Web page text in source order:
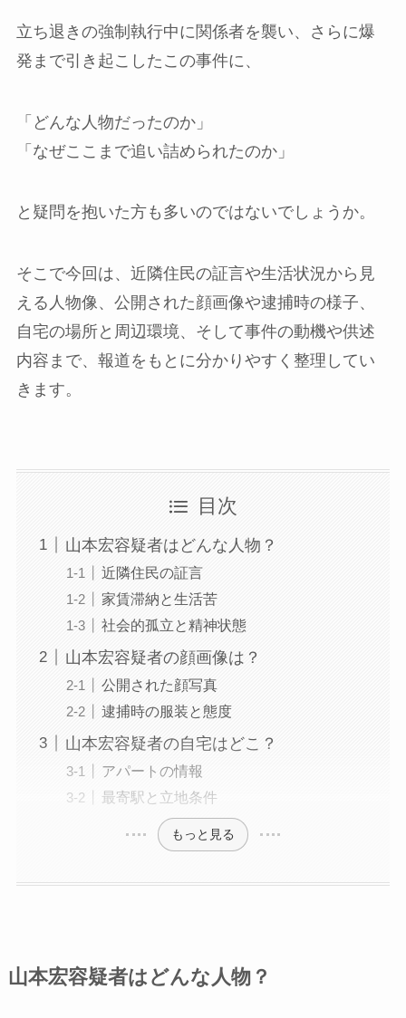
立ち退きの強制執行中に関係者を襲い、さらに爆
発まで引き起こしたこの事件に、
「どんな人物だったのか」
「なぜここまで追い詰められたのか」
と疑問を抱いた方も多いのではないでしょうか。
そこで今回は、近隣住民の証言や生活状況から見
える人物像、公開された顔画像や逮捕時の様子、
自宅の場所と周辺環境、そして事件の動機や供述
内容まで、報道をもとに分かりやすく整理してい
きます。
目次
山本宏容疑者はどんな人物？
近隣住民の証言
家賃滞納と生活苦
社会的孤立と精神状態
山本宏容疑者の顔画像は？
公開された顔写真
逮捕時の服装と態度
山本宏容疑者の自宅はどこ？
アパートの情報
最寄駅と立地条件
もっと見る
山本宏容疑者はどんな人物？